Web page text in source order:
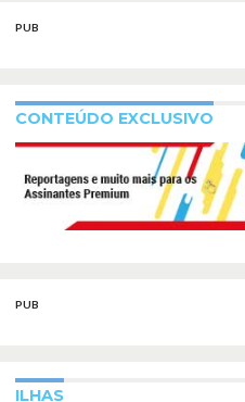
PUB
CONTEÚDO EXCLUSIVO
PUB
ILHAS